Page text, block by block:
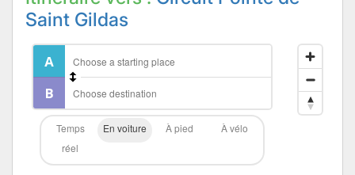
Saint Gildas